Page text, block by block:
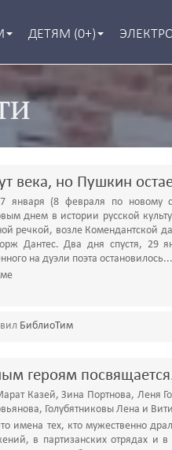
ДЕТЯМ (0+)
века, но Пушкин
января (8 февраля по новому
днем в истории русской
речкой, возле Комендантской
Дантес. Два дня спустя, 29
на дуэли поэта остановилось...
БиблиоТим
героям
Казей, Зина Портнова, Леня
Голубятниковы Лена и
имена тех, кто мужественно
в партизанских отрядах и